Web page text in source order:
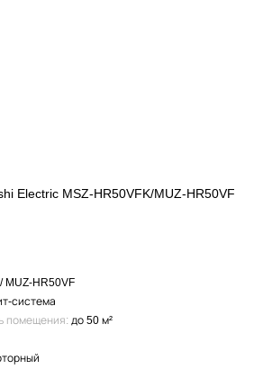
Electric MSZ-HR50VFK/MUZ-HR50VF
MUZ-HR50VF
система
помещения до 50 м²